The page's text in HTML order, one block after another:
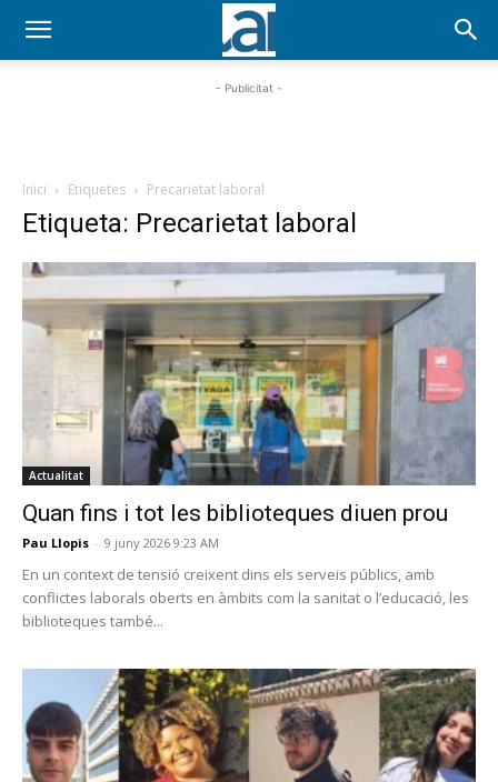
- Publicitat -
Inici Etiquetes Precarietat laboral
Etiqueta: Precarietat laboral
Actualitat
Quan fins i tot les biblioteques diuen prou
Pau Llopis - 9 juny 2026 9:23 AM
En un context de tensió creixent dins els serveis públics, amb
conflictes laborals oberts en àmbits com la sanitat o l’educació, les
biblioteques també...